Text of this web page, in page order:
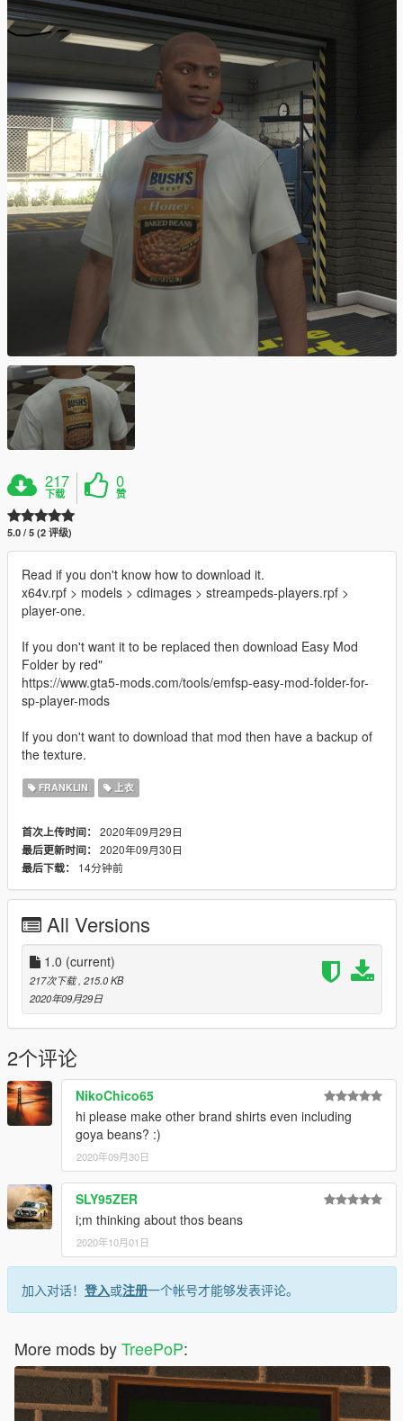
217
下载
0
赞
5.0 / 5 (2 评级)
Read if you don't know how to download it.
x64v.rpf > models > cdimages > streampeds-players.rpf >
player-one.
If you don't want it to be replaced then download Easy Mod
Folder by red"
https://www.gta5-mods.com/tools/emfsp-easy-mod-folder-for-
sp-player-mods
If you don't want to download that mod then have a backup of
the texture.
FRANKLIN 上衣
首次上传时间： 2020年09月29日
最后更新时间： 2020年09月30日
最后下载：
14分钟前
All Versions
1.0 (current)
217次下载, 215.0 KB
2020年09月29日
2个评论
NikoChico65
hi please make other brand shirts even including
goya beans? :)
2020年09月30日
SLY95ZER
i;m thinking about thos beans
2020年10月01日
加入对话！ 登入或注册一个帐号才能够发表评论。
More mods byTreePoP: